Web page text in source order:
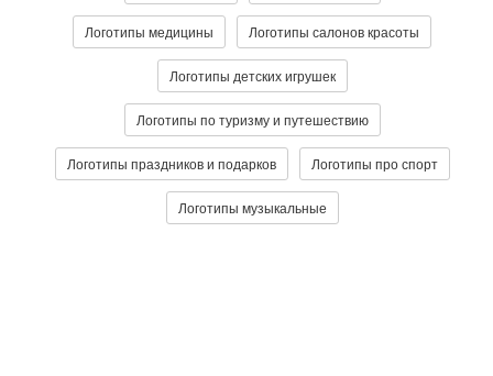
Логотипы медицины Логотипы салонов красоты
Логотипы детских игрушек
Логотипы по туризму и путешествию
Логотипы праздников и подарков Логотипы про спорт
Логотипы музыкальные